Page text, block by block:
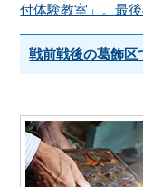
付体験教室」。最
戦前戦後の葛飾区